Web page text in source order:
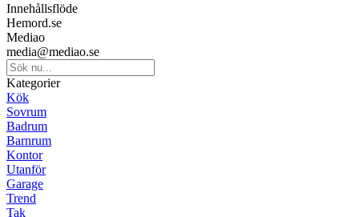
Innehållsflöde
Hemord.se
Mediao
media@mediao.se
Kategorier
Kök
Sovrum
Badrum
Barnrum
Kontor
Utanför
Garage
Trend
Tak